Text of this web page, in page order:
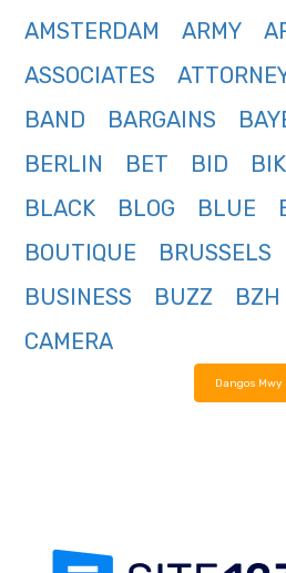
AMSTERDAM
ARMY
ASSOCIATES
BAND
BARGAINS
BERLIN
BET BID
BLACK
BLOG BLUE
BOUTIQUE
BRUSSELS
BUSINESS
BUZZ BZH
CAMERA
Dangos Mwy